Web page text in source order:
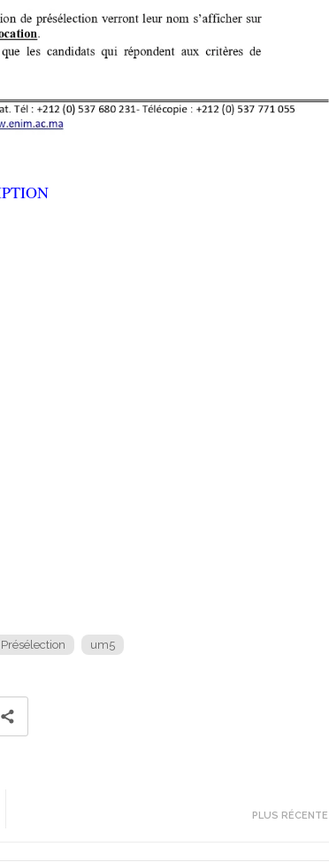
Présélection um5
PLUS RÉCENTE